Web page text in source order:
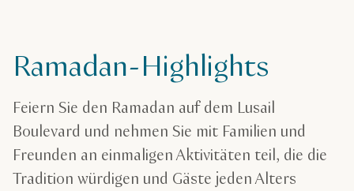
Ramadan-Highlights
Feiern Sie den Ramadan auf dem Lusail
Boulevard und nehmen Sie mit Familien und
Freunden an einmaligen Aktivitäten teil, die die
Tradition würdigen und Gäste jeden Alters